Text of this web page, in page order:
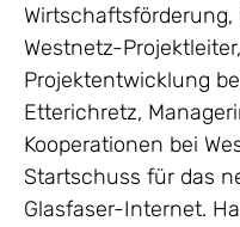
Wirtschaftsförderung,
Westnetz-
Projektentwicklung
Etterichretz,
Kooperationen bei
Startschuss für das
Glasfaser-Internet.